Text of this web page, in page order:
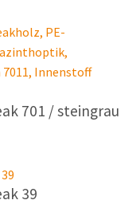
701 / steingrau
39